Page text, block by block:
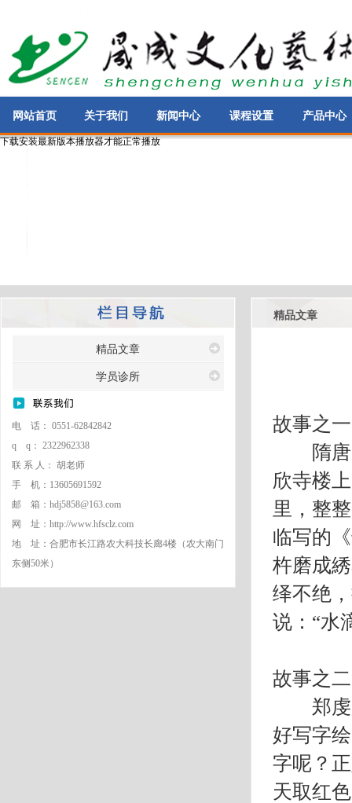
网站首页 关于我们 新闻中心 课程设置 产品中心
下载安装最新版本播放器才能正常播放
精品文章
学员诊所
电 话： 0551-62842842
q q： 2322962338
联 系 人： 胡老师
手 机：13605691592
邮 箱：hdj5858@163.com
网 址：http://www.hfsclz.com
地 址：合肥市长江路农大科技长廊4楼（农大南门
东侧50米）
精品文章
故事之
隋唐时
欣寺楼
里，整
临写的
杵磨成
绎不绝
说：“水
故事之
郑虔是
好写字
字呢？
天取红